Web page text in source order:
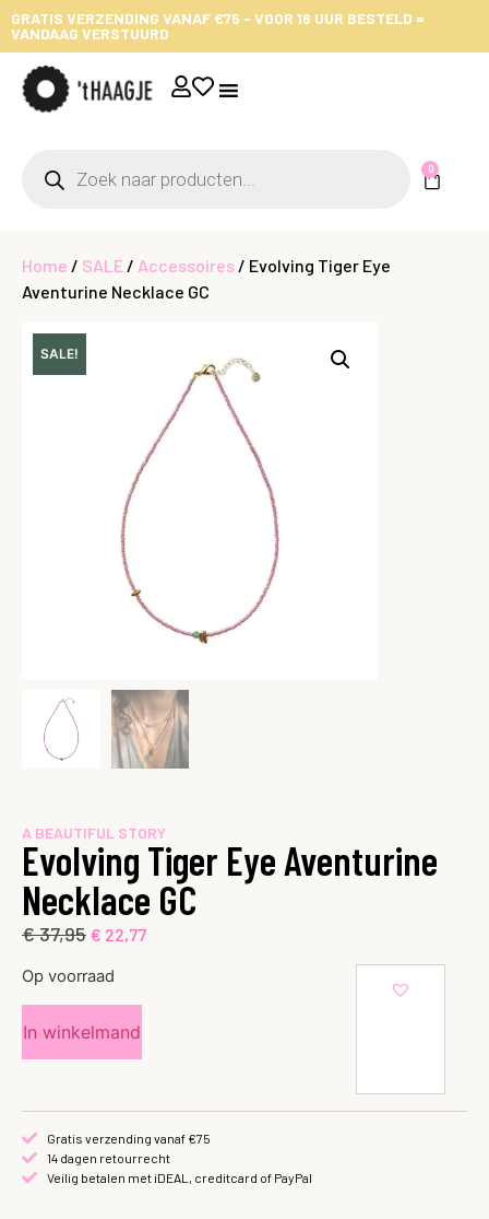
GRATIS VERZENDING VANAF €75 - VOOR 16 UUR BESTELD =
VANDAAG VERSTUURD
0
Home / SALE / Accessoires / Evolving Tiger Eye
Aventurine Necklace GC
A BEAUTIFUL STORY
Evolving Tiger Eye Aventurine
Necklace GC
€37,95 € 22,77
Op voorraad
In winkelmand
Gratis verzending vanaf €75
14 dagen retourrecht
Veilig betalen met iDEAL, creditcard of PayPal